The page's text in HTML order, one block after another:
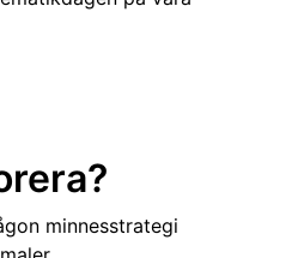
minnesstrategi